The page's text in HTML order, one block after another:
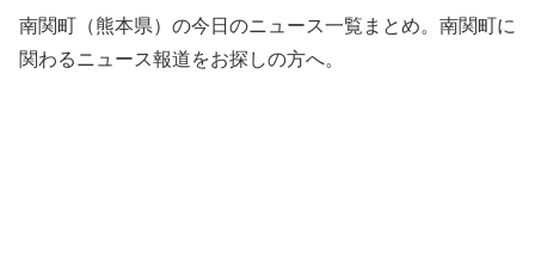
南関町（熊本県）の今日のニュース一覧まとめ。南関町に
関わるニュース報道をお探しの方へ。